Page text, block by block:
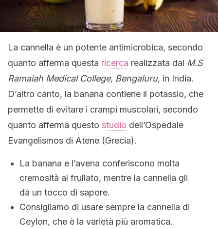
La cannella è un potente antimicrobica, secondo
quanto afferma questa ricerca realizzata dal M.S
Ramaiah Medical College, Bengaluru, in India.
D’altro canto, la banana contiene il potassio, che
permette di evitare i crampi muscolari, secondo
quanto afferma questo studio dell’Ospedale
Evangelismos di Atene (Grecia).
La banana e l’avena conferiscono molta
cremosità al frullato, mentre la cannella gli
dà un tocco di sapore.
Consigliamo di usare sempre la cannella di
Ceylon, che è la varietà più aromatica.